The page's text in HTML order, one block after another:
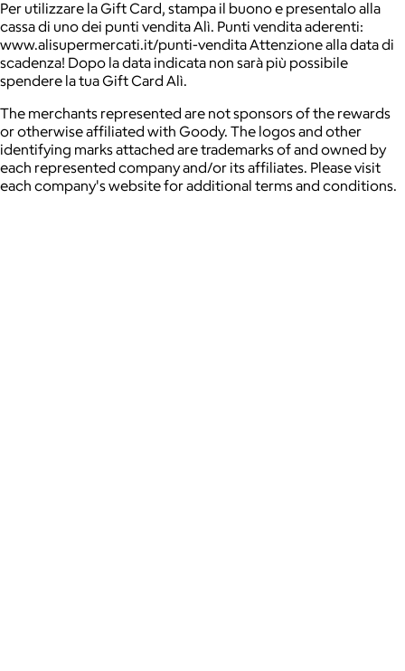
Per utilizzare la Gift Card, stampa il buono e presentalo alla
cassa di uno dei punti vendita Alì. Punti vendita aderenti:
www.alisupermercati.it/punti-vendita Attenzione alla data di
scadenza! Dopo la data indicata non sarà più possibile
spendere la tua Gift Card Alì.
The merchants represented are not sponsors of the rewards
or otherwise affiliated with Goody. The logos and other
identifying marks attached are trademarks of and owned by
each represented company and/or its affiliates. Please visit
each company's website for additional terms and conditions.